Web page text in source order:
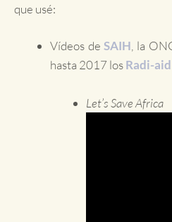
que usé:
Vídeos deSAIH , la
hasta 2017 losRadi-
Let’s Save Africa